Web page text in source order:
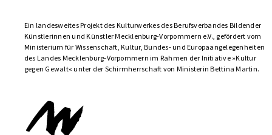
Ein landesweites Projekt des Kulturwerkes des Berufsverbandes Bildender
Künstlerinnen und Künstler Mecklenburg-Vorpommern e.V., gefördert vom
Ministerium für Wissenschaft, Kultur, Bundes- und Europa­­angelegenheiten
des Landes Mecklenburg-Vorpommern im Rahmen der Initiative »Kultur
gegen Gewalt« unter der Schirmherrschaft von Ministerin Bettina Martin.